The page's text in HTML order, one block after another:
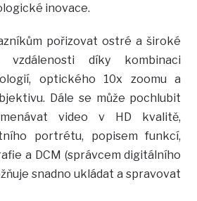
inovace.
pořizovat ostré a široké
díky kombinaci
optického 10x zoomu a
Dále se může pochlubit
video v HD kvalitě,
portrétu, popisem funkcí,
a DCM (správcem digitálního
snadno ukládat a spravovat